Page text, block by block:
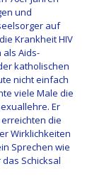
und
auf
Krank­heit HIV
als Aids-
katholischen
nicht einfach
viele Male die
Er
die
Wirklichkeiten
Sprechen wie
Schicksal